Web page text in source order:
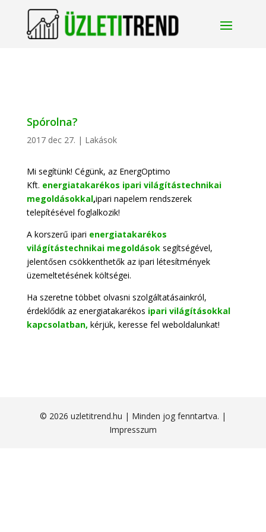
Spórolna?
2017 dec 27. | Lakások
Mi segítünk! Cégünk, az EnergOptimo
Kft. energiatakarékos ipari világítástechnikai
megoldásokkal,ipari napelem rendszerek
telepítésével foglalkozik!
A korszerű ipari energiatakarékos
világítástechnikai megoldások segítségével,
jelentősen csökkenthetők az ipari létesítmények
üzemeltetésének költségei.
Ha szeretne többet olvasni szolgáltatásainkról,
érdeklődik az energiatakarékos ipari világításokkal
kapcsolatban, kérjük, keresse fel weboldalunkat!
© 2026 uzletitrend.hu | Minden jog fenntartva. |
Impresszum